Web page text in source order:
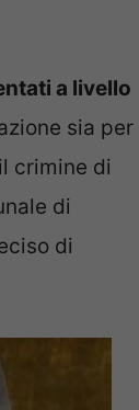
a livello
sia per
crimine di
di
di